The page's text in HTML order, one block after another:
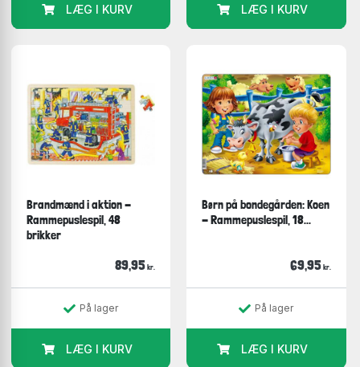
LÆG I KURV LÆG I KURV
Brandmænd i aktion -
Rammepuslespil, 48
brikker
89,95 kr.
På lager
LÆG I KURV
Børn på bondegården: Koen
- Rammepuslespil, 18...
69,95 kr.
På lager
LÆG I KURV